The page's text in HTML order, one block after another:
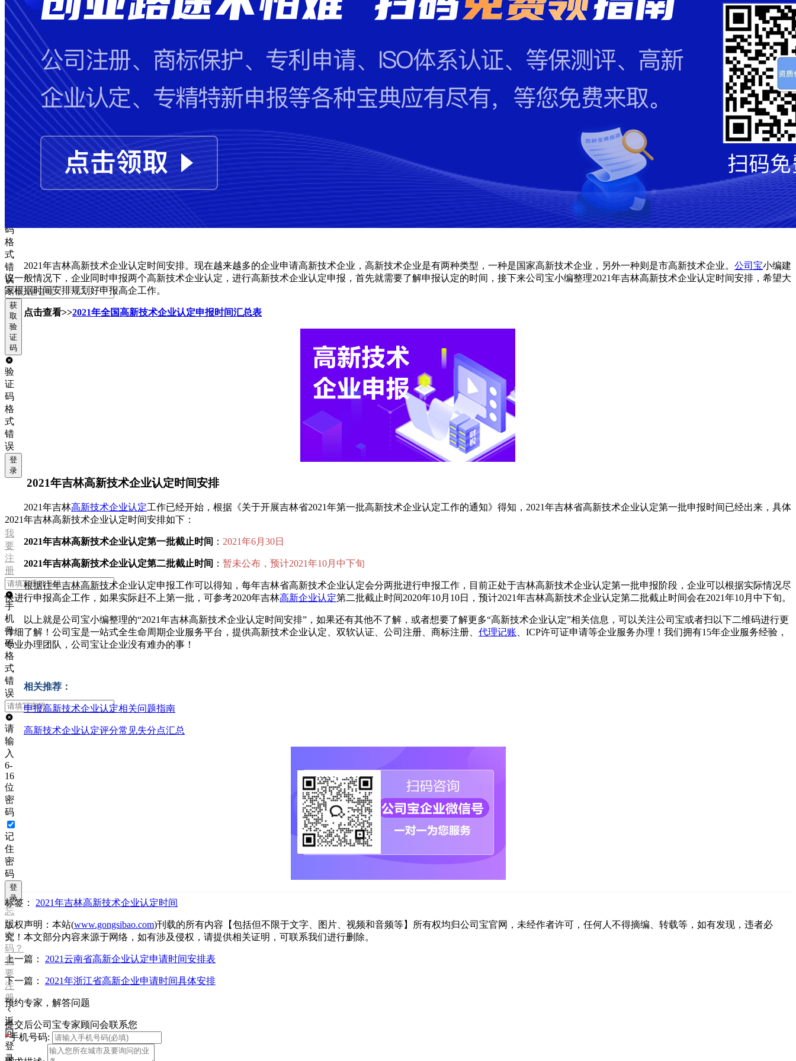
失
败
手
机
号
码
格
式
错
误
码
格
式
错
误
获
取
验
证
码
验
证
码
格
式
错
误
登
录
我
要
注
册
手
机
号
码
格
式
错
误
请
输
入
6-
16
位
密
码
记
住
密
码
登
录
忘
记
密
码？
我
要
注
册
返
回
登
录
2021年吉林高新技术企业认定时间安排。现在越来越多的企业申请高新技术企业，高新技术企业是有两种类型，一种是国家高新技术企业，另外一种则是市高新技术企业。 公司宝小编建
议一般情况下，企业同时申报两个高新技术企业认定，进行高新技术企业认定申报，首先就需要了解申报认定的时间，接下来公司宝小编整理2021年吉林高新技术企业认定时间安排，希望大
家根据时间安排规划好申报高企工作。
点击查看>>2021年全国高新技术企业认定申报时间汇总表
2021年吉林高新技术企业认定时间安排
2021年吉林高新技术企业认定工作已经开始，根据《关于开展吉林省2021年第一批高新技术企业认定工作的通知》得知，2021年吉林省高新技术企业认定第一批申报时间已经出来，具体
2021年吉林高新技术企业认定时间安排如下：
2021年吉林高新技术企业认定第一批截止时间 ： 2021年6月30日
2021年吉林高新技术企业认定第二批截止时间 ： 暂未公布，预计2021年10月中下旬
根据往年吉林高新技术企业认定申报工作可以得知，每年吉林省高新技术企业认定会分两批进行申报工作，目前正处于吉林高新技术企业认定第一批申报阶段，企业可以根据实际情况尽
快进行申报高企工作，如果实际赶不上第一批，可参考2020年吉林高新企业认定第二批截止时间2020年10月10日，预计2021年吉林高新技术企业认定第二批截止时间会在2021年10月中下旬。
以上就是公司宝小编整理的“2021年吉林高新技术企业认定时间安排”，如果还有其他不了解，或者想要了解更多“高新技术企业认定”相关信息，可以关注公司宝或者扫以下二维码进行更
详细了解！公司宝是一站式全生命周期企业服务平台，提供高新技术企业认定、双软认证、公司注册、商标注册、 代理记账 、ICP许可证申请等企业服务办理！我们拥有15年企业服务经验，
专业办理团队，公司宝让企业没有难办的事！
相关推荐：
申报高新技术企业认定相关问题指南
高新技术企业认定评分常见失分点汇总
标签： 2021年吉林高新技术企业认定时间
版权声明：本站(www.gongsibao.com)刊载的所有内容【包括但不限于文字、图片、视频和音频等】所有权均归公司宝官网，未经作者许可，任何人不得摘编、转载等，如有发现，违者必
究！本文部分内容来源于网络，如有涉及侵权，请提供相关证明，可联系我们进行删除。
上一篇： 2021云南省高新企业认定申请时间安排表
下一篇： 2021年浙江省高新企业申请时间具体安排
预约专家，解答问题
提交后公司宝专家顾问会联系您
*手机号码: